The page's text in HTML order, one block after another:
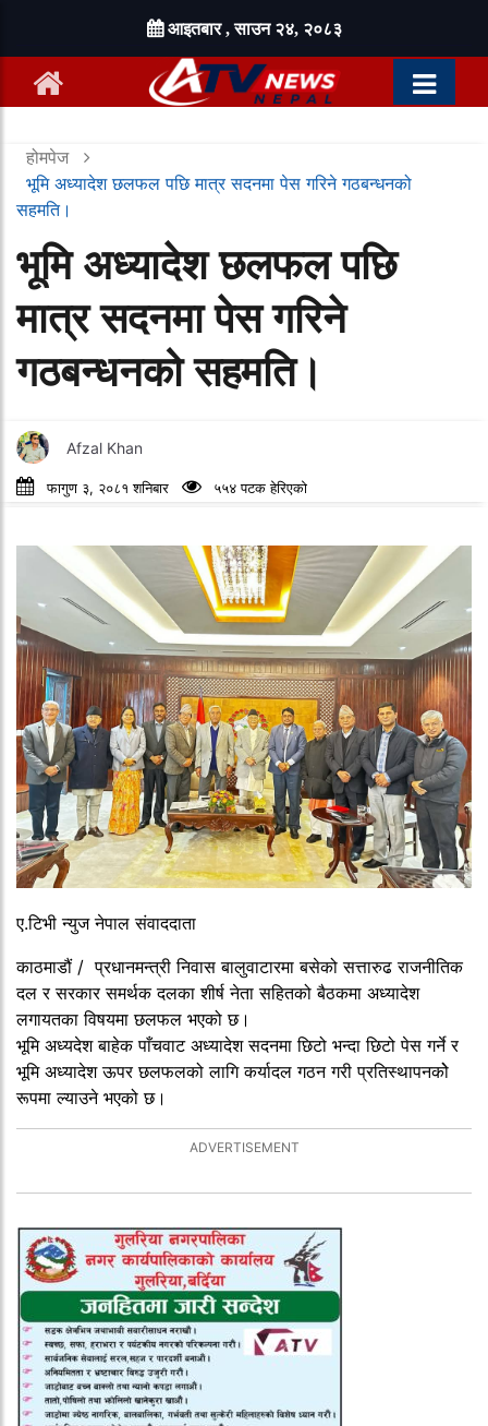
आइतबार , साउन २४, २०८३
होमपेज
भूमि अध्यादेश छलफल पछि मात्र सदनमा पेस गरिने गठबन्धनको
सहमति।
भूमि अध्यादेश छलफल पछि
मात्र सदनमा पेस गरिने
गठबन्धनको सहमति।
Afzal Khan
फागुण ३, २०८१ शनिबार ५५४ पटक हेरिएको
ए.टिभी न्युज नेपाल संवाददाता
काठमाडौं / प्रधानमन्त्री निवास बालुवाटारमा बसेको सत्तारुढ राजनीतिक
दल र सरकार समर्थक दलका शीर्ष नेता सहितको बैठकमा अध्यादेश
लगायतका विषयमा छलफल भएको छ।
भूमि अध्यदेश बाहेक पाँचवाट अध्यादेश सदनमा छिटो भन्दा छिटो पेस गर्ने र
भूमि अध्यादेश ऊपर छलफलको लागि कर्यादल गठन गरी प्रतिस्थापनकोे
रूपमा ल्याउने भएको छ।